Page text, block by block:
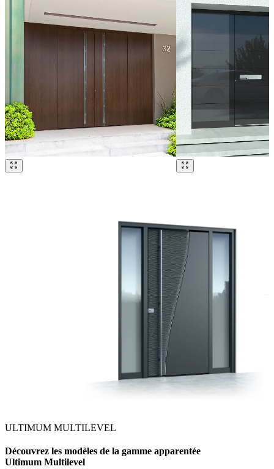
ULTIMUM MULTILEVEL
Découvrez les modèles de la gamme apparentée
Ultimum Multilevel